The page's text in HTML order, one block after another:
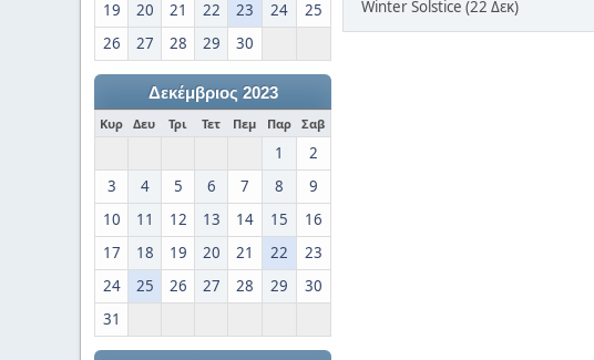
19
20 21 22 23 24
25
26
27 28 29 30
Δεκέμβριος 2023
Κυρ Δευ Τρι Τετ Πεμ Παρ Σαβ
1
2
3
4 5 6 7 8
9
10
11 12 13 14 15
16
17
18 19 20 21 22
23
24
25 26 27 28 29
30
31
Winter Solstice (22 Δεκ)